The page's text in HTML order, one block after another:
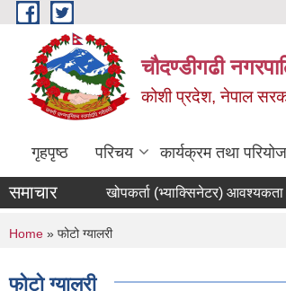
Skip to main content
चौदण्डीगढी
कोशी प्रदेश, नेपाल
गृहपृष्ठ परिचय कार्यक्रम तथा
समाचार खोपकर्ता (भ्याक्सिनेटर) आवश्यकता
आन्तरिक आयसम्बन्धी शिलबन्दी
You are here
Home » फोटो ग्यालरी
फोटो ग्यालरी